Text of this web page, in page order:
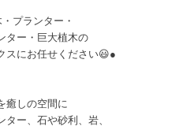
プランター・
ター・巨大植木の
スにお任せください😃●
癒しの空間に
ー、石や砂利、岩、